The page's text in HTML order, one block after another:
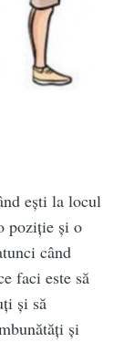
ești la locul
poziție și o
când
faci este să
și să
și